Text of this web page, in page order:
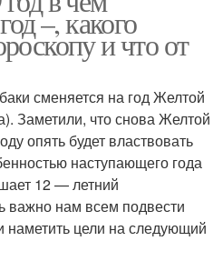
–, какого
и что от
сменяется на год Желтой
Заметили, что снова Желтой
опять будет властвовать
наступающего года
12 — летний
важно нам всем подвести
наметить цели на следующий